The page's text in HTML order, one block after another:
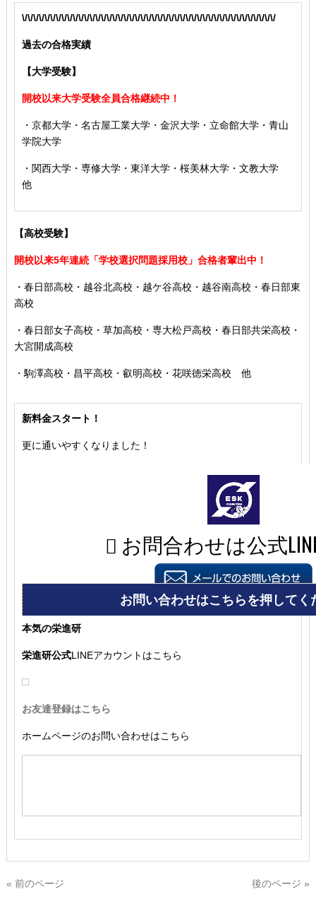
\/\/\/\/\/\/\/\/\/\/\/\/\/\/\/\/\/\/\/\/\/\/\/\/\/\/\/\/\/\/\/\/\/\/\/\/\/\/\/\/\/\/\/\/\/
過去の合格実績
【大学受験】
開校以来大学受験全員合格継続中！
・京都大学・名古屋工業大学・金沢大学・立命館大学・青山
学院大学
・関西大学・専修大学・東洋大学・桜美林大学・文教大学
他
【高校受験】
開校以来5年連続「学校選択問題採用校」合格者輩出中！
・春日部高校・越谷北高校・越ケ谷高校・越谷南高校・春日部東
高校
・春日部女子高校・草加高校 ・専大松戸高校 ・春日部共栄高校 ・
大宮開成高校
・駒澤高校・昌平高校・叡明高校・花咲徳栄高校 他
新料金スタート！
更に通いやすくなりました！
本気の栄進研
栄進研公式LINEアカウントはこちら
お友達登録はこちら
ホームページのお問い合わせはこちら
« 前のページ 後のページ »